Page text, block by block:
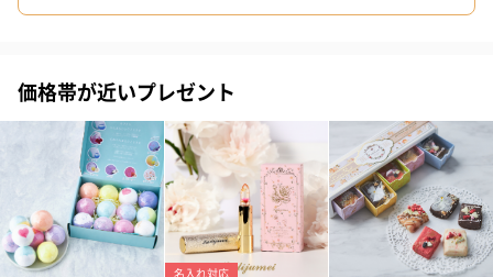
価格帯が近いプレゼント